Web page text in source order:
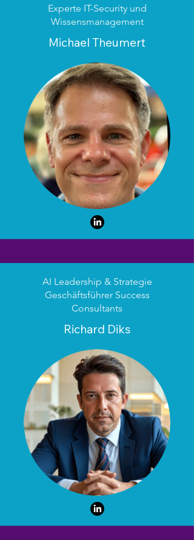
Experte IT-Security und
Wissensmanagement
Michael Theumert
AI Leadership & Strategie
Geschäftsführer Success
Consultants
Richard Diks